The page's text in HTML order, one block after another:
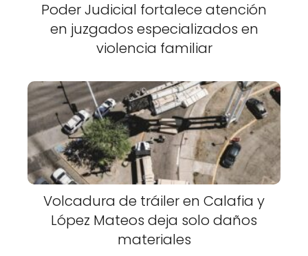
Poder Judicial fortalece atención
en juzgados especializados en
violencia familiar
Volcadura de tráiler en Calafia y
López Mateos deja solo daños
materiales